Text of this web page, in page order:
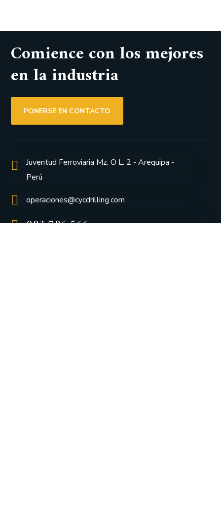
Comience con los mejores
en la industria
PONERSE EN CONTACTO
Juventud Ferroviaria Mz. O L. 2 - Arequipa -
Perú
operaciones@cycdrilling.com
983 786 566